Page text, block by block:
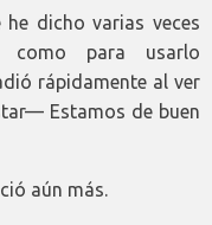
dicho varias veces
para usarlo
rápidamente al ver
Estamos de buen
aún más.